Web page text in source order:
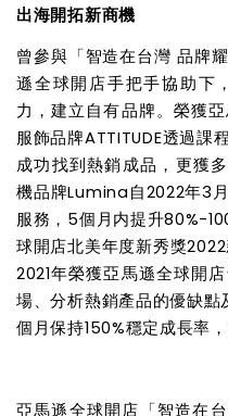
出海開拓新商機
曾參與「智造在台灣 品牌
遜全球開店手把手協助下
力，建立自有品牌。榮獲
服飾品牌ATTITUDE透過課
成功找到熱銷成品，更獲
機品牌Lumina自2022年3
服務，5個月内提升80%-
球開店北美年度新秀獎
2021年榮獲亞馬遜全球開
場、分析熱銷產品的優缺
個月保持150%穩定成長率
亞馬遜全球開店「智造在